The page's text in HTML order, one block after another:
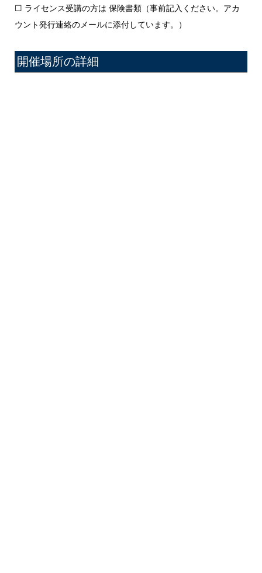
☐ ライセンス受講の方は 保険書類（事前記入ください。アカ
ウント発行連絡のメールに添付しています。）
開催場所の詳細